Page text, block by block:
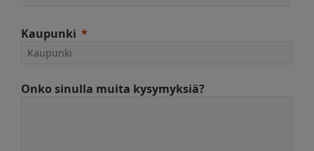
Kaupunki
Onko sinulla muita kysymyksiä?